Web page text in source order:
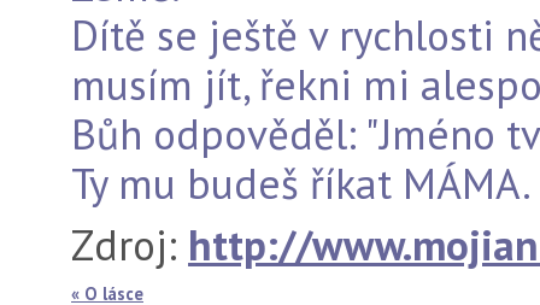
Dítě se ještě v rychlosti
musím jít, řekni mi
Bůh odpověděl: "Jméno
Ty mu budeš říkat MÁMA.
Zdroj: http://
« O lásce